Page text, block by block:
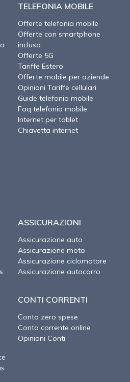
TELEFONIA MOBILE
Offerte telefonia mobile
Offerte con smartphone
incluso
Offerte 5G
Tariffe Estero
Offerte mobile per aziende
Opinioni Tariffe cellulari
Guide telefonia mobile
Faq telefonia mobile
Internet per tablet
Chiavetta internet
ASSICURAZIONI
Assicurazione auto
Assicurazione moto
Assicurazione ciclomotore
Assicurazione autocarro
CONTI CORRENTI
Conto zero spese
Conto corrente online
Opinioni Conti